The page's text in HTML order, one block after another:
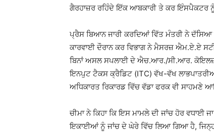
ਗੈਰਹਾਜ਼ਰ ਰਹਿੰਦੇ ਇੱਕ ਆਬਕਾਰੀ ਤੇ ਕਰ ਇੰਸਪੈਕਟਰ
ਪ੍ਰੈਸ ਬਿਆਨ ਜਾਰੀ ਕਰਦਿਆਂ ਵਿੱਤ ਮੰਤਰੀ ਨੇ
ਕਾਰਵਾਈ ਦੌਰਾਨ ਕਰ ਵਿਭਾਗ ਨੇ ਮੈਸਰਜ਼ ਐਮ.ਏ.ਏ
ਬਿਨਾਂ ਅਸਲ ਸਪਲਾਈ ਦੇ ਐਚ.ਆਰ./ਸੀ.ਆਰ.
ਇਨਪੁਟ ਟੈਕਸ ਕ੍ਰੈਡਿਟ (ITC) ਵੱਖ-ਵੱਖ
ਅਧਿਕਾਰਤ ਰਿਕਾਰਡ ਵਿੱਚ ਵੱਡਾ ਫਰਕ ਵੀ ਸਾਹਮਣੇ
ਚੀਮਾ ਨੇ ਕਿਹਾ ਕਿ ਇਸ ਮਾਮਲੇ ਦੀ ਜਾਂਚ ਹੋਰ
ਇਕਾਈਆਂ ਨੂੰ ਜਾਂਚ ਦੇ ਘੇਰੇ ਵਿੱਚ ਲਿਆ ਗਿਆ ਹੈ,